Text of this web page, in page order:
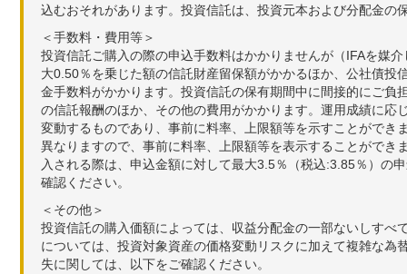
込むおそれがあります。投資信託は、投資元本および分配金の
＜手数料・費用等＞
投資信託ご購入の際の申込手数料はかかりませんが（IFAを媒
大0.50％を乗じた額の信託財産留保額がかかるほか、公社債
金手数料がかかります。投資信託の保有期間中に間接的にご
の信託報酬のほか、その他の費用がかかります。運用成績に
変動するものであり、事前に料率、上限額等を示すことがで
異なりますので、事前に料率、上限額等を表示することがで
入される際は、申込金額に対して最大3.5％（税込:3.85％）の
確認ください。
＜その他＞
投資信託の購入価額によっては、収益分配金の一部ないしす
については、投資対象資産の価格変動リスクに加えて複雑な
失に関しては、以下をご確認ください。